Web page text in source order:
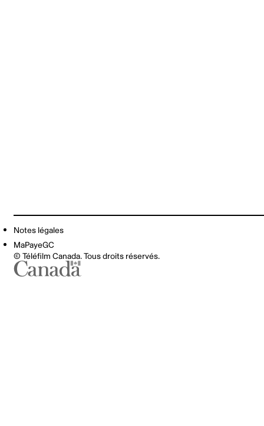
Notes légales
MaPayeGC
© Téléfilm Canada. Tous droits réservés.